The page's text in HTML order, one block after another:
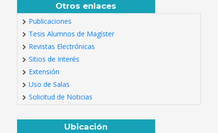
Otros enlaces
Publicaciones
Tesis Alumnos de Magíster
Revistas Electrónicas
Sitios de Interés
Extensión
Uso de Salas
Solicitud de Noticias
Ubicación